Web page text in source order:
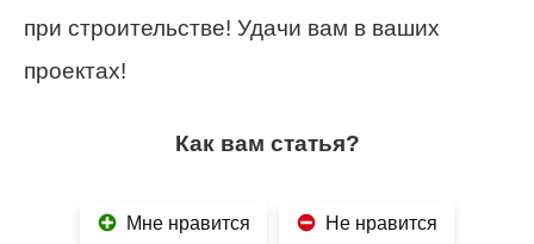
при строительстве! Удачи вам в ваших
проектах!
Как вам статья?
Мне нравится Не нравится